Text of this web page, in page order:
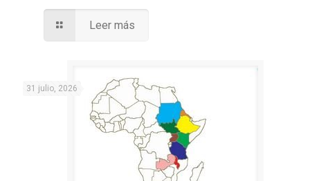
Leer más
31 julio, 2026